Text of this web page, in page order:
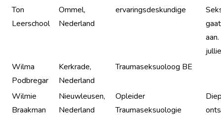
Ton
Leerschool
Ommel,
Nederland
ervaringsdeskundige
Wilma
Podbregar
Kerkrade,
Nederland
Traumaseksuoloog BE
Wilmie
Braakman
Nieuwleusen,
Nederland
Opleider
Traumaseksuologie